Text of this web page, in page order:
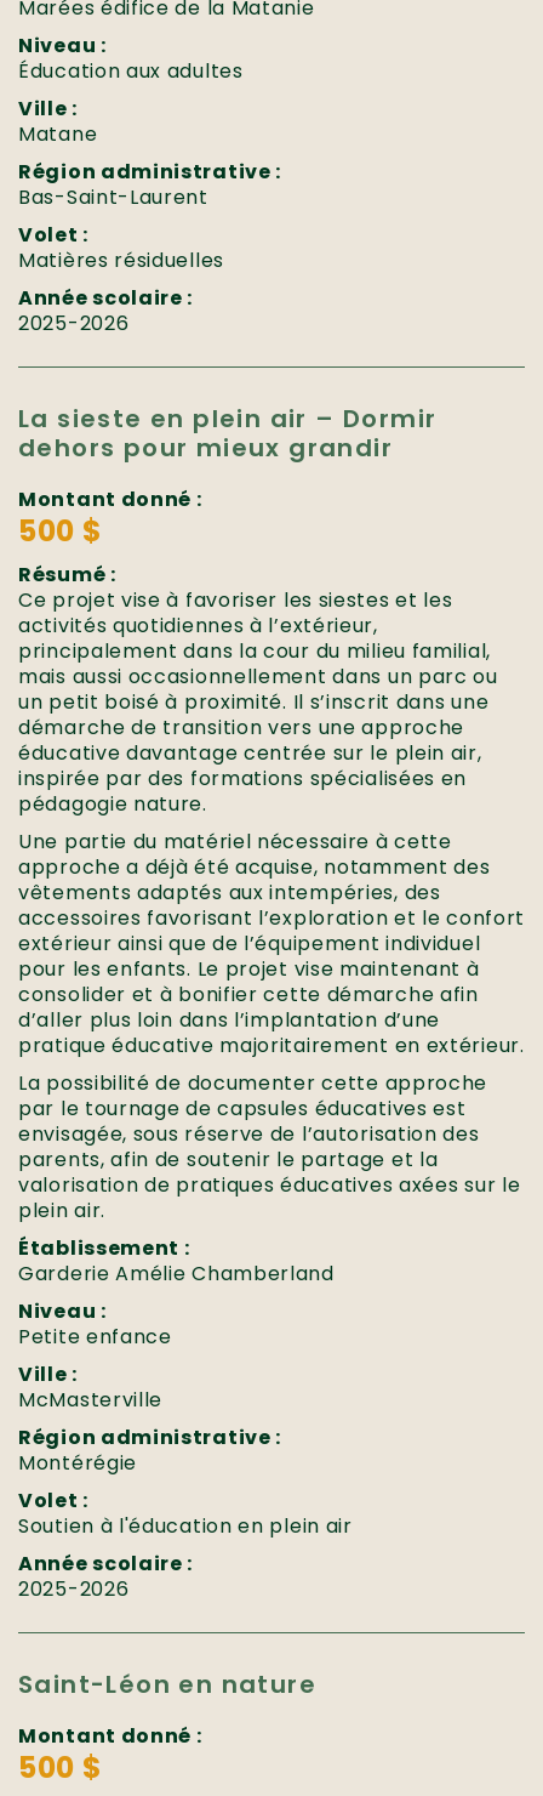
Marées édifice de la Matanie
Niveau :
Éducation aux adultes
Ville :
Matane
Région administrative :
Bas-Saint-Laurent
Volet :
Matières résiduelles
Année scolaire :
2025-2026
La sieste en plein air – Dormir
dehors pour mieux grandir
Montant donné :
500 $
Résumé :
Ce projet vise à favoriser les siestes et les
activités quotidiennes à l’extérieur,
principalement dans la cour du milieu familial,
mais aussi occasionnellement dans un parc ou
un petit boisé à proximité. Il s’inscrit dans une
démarche de transition vers une approche
éducative davantage centrée sur le plein air,
inspirée par des formations spécialisées en
pédagogie nature.
Une partie du matériel nécessaire à cette
approche a déjà été acquise, notamment des
vêtements adaptés aux intempéries, des
accessoires favorisant l’exploration et le confort
extérieur ainsi que de l’équipement individuel
pour les enfants. Le projet vise maintenant à
consolider et à bonifier cette démarche afin
d’aller plus loin dans l’implantation d’une
pratique éducative majoritairement en extérieur.
La possibilité de documenter cette approche
par le tournage de capsules éducatives est
envisagée, sous réserve de l’autorisation des
parents, afin de soutenir le partage et la
valorisation de pratiques éducatives axées sur le
plein air.
Établissement :
Garderie Amélie Chamberland
Niveau :
Petite enfance
Ville :
McMasterville
Région administrative :
Montérégie
Volet :
Soutien à l'éducation en plein air
Année scolaire :
2025-2026
Saint-Léon en nature
Montant donné :
500 $